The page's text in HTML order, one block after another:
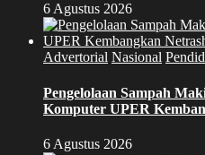
6 Agustus 2026
Advertorial Nasional
Pengelolaan Sampah
Komputer UPER
6 Agustus 2026